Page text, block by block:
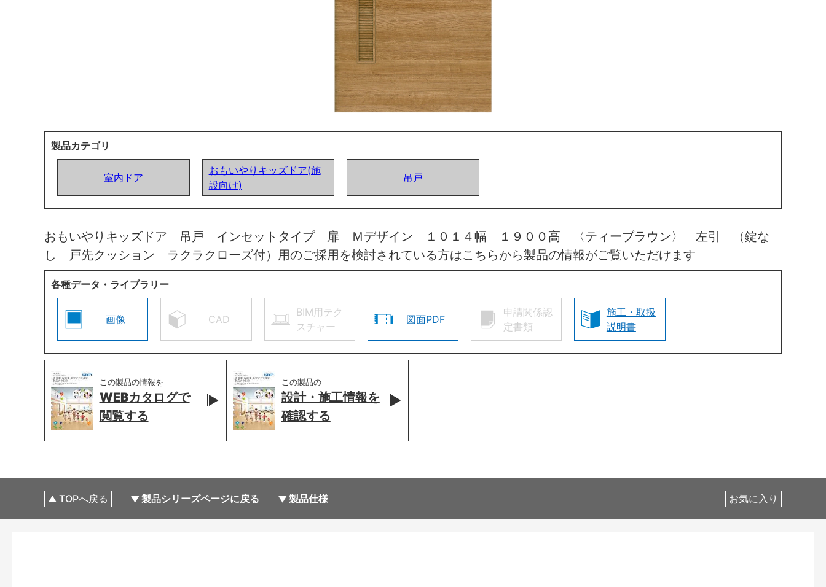
製品カテゴリ
室内ドア
おもいやりキッズドア(施
設向け)
吊戸
おもいやりキッズドア 吊戸 インセットタイプ 扉 Ｍデザイン １０１４幅 １９００高 〈ティーブラウン〉 左引 （錠な
し 戸先クッション ラクラクローズ付）用のご採用を検討されている方はこちらから製品の情報がご覧いただけます
各種データ・ライブラリー
画像 CAD
BIM用テク
スチャー
図面PDF
申請関係認
定書類
施工・取扱
説明書
この製品の情報を
WEBカタログで
閲覧する
この製品の
設計・施工情報を
確認する
TOPへ戻る 製品シリーズページに戻る 製品仕様 お気に入り